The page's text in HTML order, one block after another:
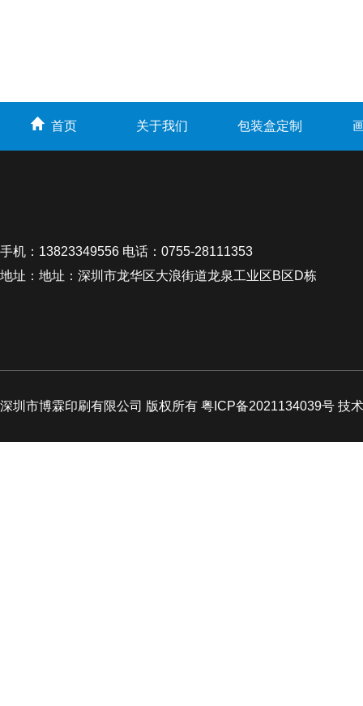
首页 关于我们 包装盒定制
手机：13823349556 电话：0755-28111353
地址：地址：深圳市龙华区大浪街道龙泉工业区B区D栋
深圳市博霖印刷有限公司 版权所有 粤ICP备2021134039号 技